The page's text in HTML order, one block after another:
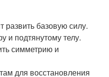
базовую силу.
и подтянутому телу.
симметрию и
для восстановления